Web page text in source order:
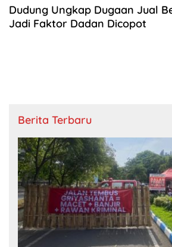
Dudung Ungkap Dugaan Jual
Jadi Faktor Dadan Dicopot
Berita Terbaru